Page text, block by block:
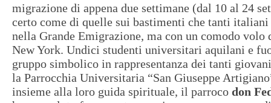
migrazione di appena due settimane (dal 10 al 24
certo come di quelle sui bastimenti che tanti
nella Grande Emigrazione, ma con un comodo volo
New York. Undici studenti universitari aquilani e
gruppo simbolico in rappresentanza dei tanti
la Parrocchia Universitaria “San Giuseppe
insieme alla loro guida spirituale, il parroco don